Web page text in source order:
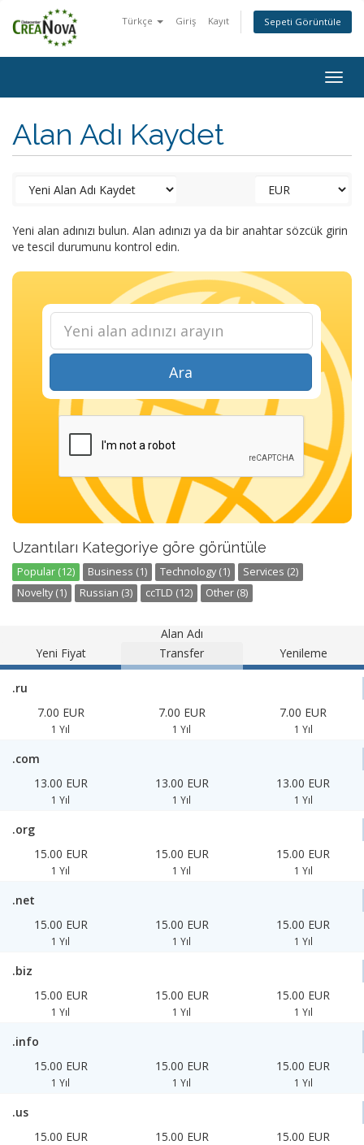
Türkçe Giriş Kayıt Sepeti Görüntüle
Alan Adı Kaydet
Yeni alan adınızı bulun. Alan adınızı ya da bir anahtar sözcük girin
ve tescil durumunu kontrol edin.
Ara
Uzantıları Kategoriye göre görüntüle
Popular (12) Business (1) Technology (1)
Services (2)
Novelty (1)
Russian (3) ccTLD (12) Other (8)
Alan Adı
Yeni Fiyat
Transfer Yenileme
.ru
7.00 EUR
1 Yıl
7.00 EUR
1 Yıl
7.00 EUR
1 Yıl
.com
13.00 EUR
1 Yıl
13.00 EUR
1 Yıl
13.00 EUR
1 Yıl
.org
15.00 EUR
1 Yıl
15.00 EUR
1 Yıl
15.00 EUR
1 Yıl
.net
15.00 EUR
1 Yıl
15.00 EUR
1 Yıl
15.00 EUR
1 Yıl
.biz
15.00 EUR
1 Yıl
15.00 EUR
1 Yıl
15.00 EUR
1 Yıl
.info
15.00 EUR
1 Yıl
15.00 EUR
1 Yıl
15.00 EUR
1 Yıl
.us
15.00 EUR
15.00 EUR 15.00 EUR